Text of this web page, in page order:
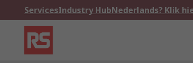
ServicesIndustry HubNederlands? Klik